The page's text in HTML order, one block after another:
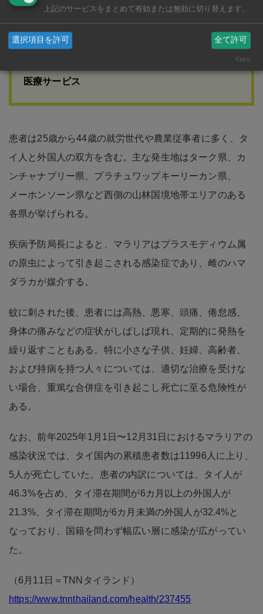
バンコク病院
BANGKOK HOSPITAL
医療サービス
患者は25歳から44歳の就労世代や農業従事者に多く、タ
イ人と外国人の双方を含む。主な発生地はターク県、カ
ンチャナブリー県、プラチュワップキーリーカン県、
メーホンソーン県など西側の山林国境地帯エリアのある
各県が挙げられる。
疾病予防局長によると、マラリアはプラスモディウム属
の原虫によって引き起こされる感染症であり、雌のハマ
ダラカが媒介する。
蚊に刺された後、患者には高熱、悪寒、頭痛、倦怠感、
身体の痛みなどの症状がしばしば現れ、定期的に発熱を
繰り返すこともある。特に小さな子供、妊婦、高齢者、
および持病を持つ人々については、適切な治療を受けな
い場合、重篤な合併症を引き起こし死亡に至る危険性が
ある。
なお、前年2025年1月1日〜12月31日におけるマラリアの
感染状況では、タイ国内の累積患者数は11996人に上り、
5人が死亡していた。患者の内訳については、タイ人が
46.3%を占め、タイ滞在期間が6カ月以上の外国人が
21.3%、タイ滞在期間が6カ月未満の外国人が32.4%と
なっており、国籍を問わず幅広い層に感染が広がってい
た。
（6月11日＝TNNタイランド）
https://www.tnnthailand.com/health/237455
上記のサービスをまとめて有効または無効に切り替えます。
選択項目を許可 全て許可
Klaro